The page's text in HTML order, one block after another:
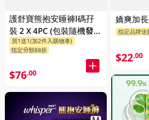
護舒寶熊抱安睡褲l碼孖
裝 2 X 4PC (包裝隨機發
放)
買1送1(加2件入購物車)
指定分類88折
$76.00
嬌爽加
指定品牌送
$22.00